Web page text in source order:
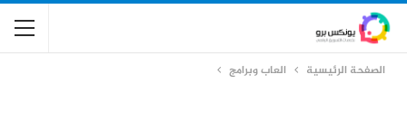
الصفحة الرئيسية العاب وبرامج